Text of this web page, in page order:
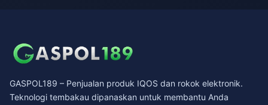
GASPOL189 – Penjualan produk IQOS dan rokok elektronik.
Teknologi tembakau dipanaskan untuk membantu Anda